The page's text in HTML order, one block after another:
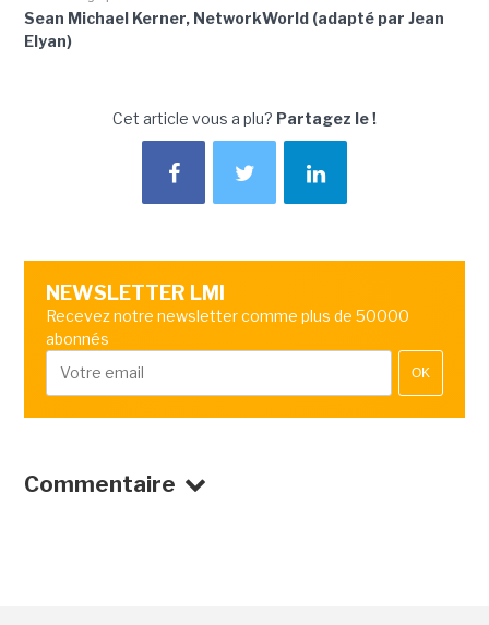
Sean Michael Kerner, NetworkWorld (adapté par Jean
Elyan)
Cet article vous a plu? Partagez le !
NEWSLETTER LMI
Recevez notre newsletter comme plus de 50000
abonnés
OK
Commentaire